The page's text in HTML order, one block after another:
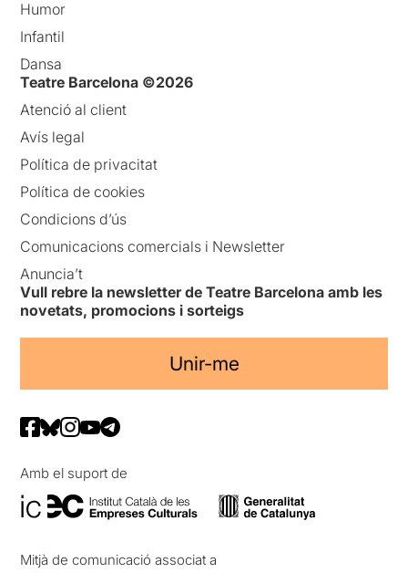
Humor
Infantil
Dansa
Teatre Barcelona ©2026
Atenció al client
Avís legal
Política de privacitat
Política de cookies
Condicions d’ús
Comunicacions comercials i Newsletter
Anuncia’t
Vull rebre la newsletter de Teatre Barcelona amb les
novetats, promocions i sorteigs
Unir-me
Amb el suport de
Mitjà de comunicació associat a